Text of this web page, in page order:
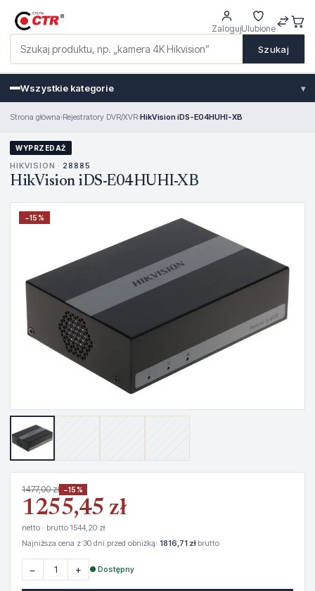
Szukaj
ZalogujUlubione
Wszystkie kategorie ▾
Strona główna›Rejestratory DVR/XVR›HikVision iDS-E04HUHI-XB
WYPRZEDAŻ
HIKVISION · 28885
HikVision iDS-E04HUHI-XB
−15%
1477,00 zł −15%
1255,45 zł
netto · brutto 1544,20 zł
Najniższa cena z 30 dni przed obniżką: 1816,71 złbrutto
− + ● Dostępny